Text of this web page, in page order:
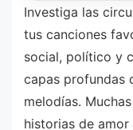
Investiga las
tus canciones
social, político y
capas profundas
melodías.
historias de